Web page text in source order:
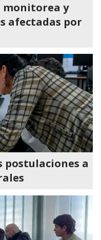
monitorea y
afectadas por
postulaciones a